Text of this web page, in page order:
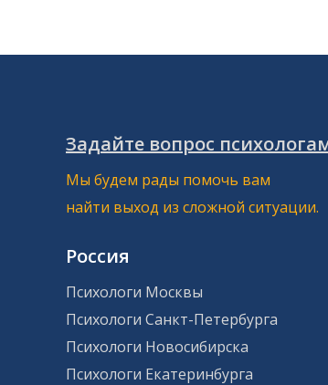
Задайте вопрос
Мы будем рады помочь вам
найти выход из сложной ситуации.
Россия
Психологи Москвы
Психологи Санкт-Петербурга
Психологи Новосибирска
Психологи Екатеринбурга